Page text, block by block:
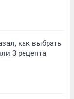
как выбрать
3 рецепта